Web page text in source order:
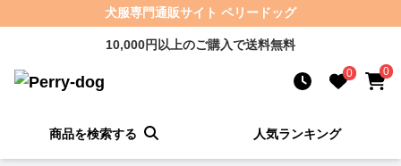
犬服専門通販サイト ペリードッグ
10,000円以上のご購入で送料無料
0 0
商品を検索する 人気ランキング